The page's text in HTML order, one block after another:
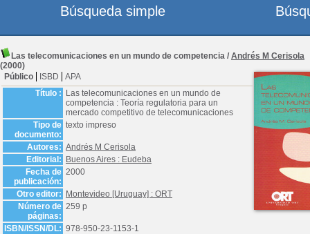
Las telecomunicaciones en un mundo de competencia / Andrés M Cerisola
(2000)
Público
ISBD
APA
Título :
Las telecomunicaciones en un mundo de
competencia : Teoría regulatoria para un
mercado competitivo de telecomunicaciones
Tipo de
documento:
texto impreso
Autores: Andrés M Cerisola
Editorial:
Buenos Aires : Eudeba
Fecha de
publicación:
2000
Otro editor:
Montevideo [Uruguay] : ORT
Número de
páginas:
259 p
ISBN/ISSN/DL: 978-950-23-1153-1
Búsqueda simple